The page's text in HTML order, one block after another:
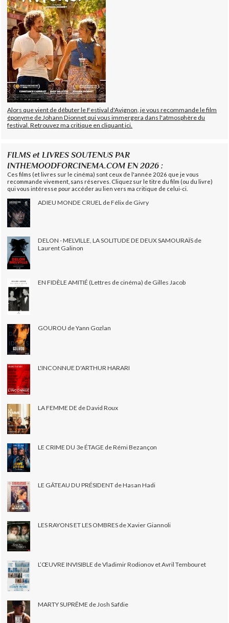
Alors que vient de débuter le Festival d'Avignon, je vous recommande le film
éponyme de Johann Dionnet qui vous immergera dans l'atmosphère du
festival. Retrouvez ma critique en cliquant ici.
FILMS et LIVRES SOUTENUS PAR
INTHEMOODFORCINEMA.COM EN 2026 :
Ces films (et livres sur le cinéma) sont ceux de l'année 2026 que je vous
recommande vivement, sans réserves. Cliquez sur le titre du film (ou du livre)
qui vous intéresse pour accéder au lien vers ma critique de celui-ci.
ADIEU MONDE CRUEL de Félix de Givry
DELON - MELVILLE, LA SOLITUDE DE DEUX SAMOURAÏS de
Laurent Galinon
EN FIDÈLE AMITIÉ (Lettres de cinéma) de Gilles Jacob
GOUROU de Yann Gozlan
L'INCONNUE D'ARTHUR HARARI
LA FEMME DE de David Roux
LE CRIME DU 3e ÉTAGE de Rémi Bezançon
LE GÂTEAU DU PRÉSIDENT de Hasan Hadi
LES RAYONS ET LES OMBRES de Xavier Giannoli
L’ŒUVRE INVISIBLE de Vladimir Rodionov et Avril Tembouret
MARTY SUPRÊME de Josh Safdie